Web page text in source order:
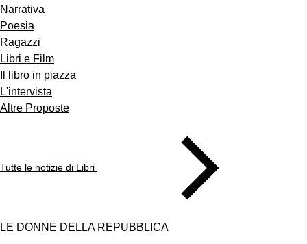
Narrativa
Poesia
Ragazzi
Libri e Film
Il libro in piazza
L'intervista
Altre Proposte
Tutte le notizie di Libri
LE DONNE DELLA REPUBBLICA